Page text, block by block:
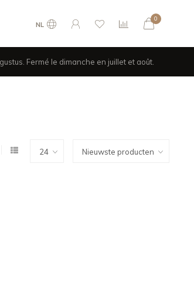
NL
0
Fermé le dimanche en juillet et août.